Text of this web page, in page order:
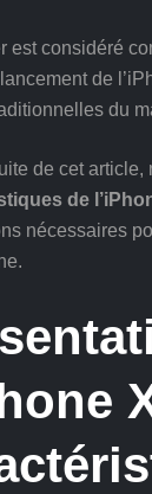
est considéré
de
du
de cet
de
nécessaires